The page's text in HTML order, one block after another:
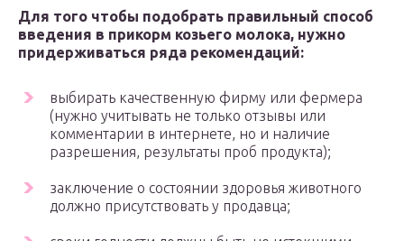
Для того чтобы подобрать правильный способ
введения в прикорм козьего молока, нужно
придерживаться ряда рекомендаций:
выбирать качественную фирму или фермера
(нужно учитывать не только отзывы или
комментарии в интернете, но и наличие
разрешения, результаты проб продукта);
заключение о состоянии здоровья животного
должно присутствовать у продавца;